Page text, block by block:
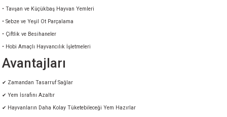
• Tavşan ve Küçükbaş Hayvan Yemleri
• Sebze ve Yeşil Ot Parçalama
• Çiftlik ve Besihaneler
• Hobi Amaçlı Hayvancılık İşletmeleri
Avantajları
✔ Zamandan Tasarruf Sağlar
✔ Yem İsrafını Azaltır
✔ Hayvanların Daha Kolay Tüketebileceği Yem Hazırlar